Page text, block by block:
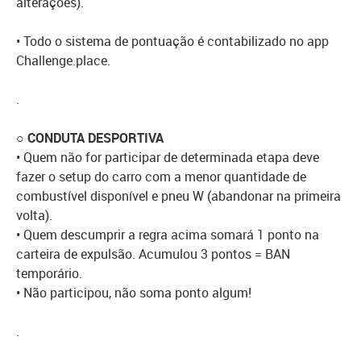
• Todo o sistema de pontuação é contabilizado no app
Challenge.place.
.
○ CONDUTA DESPORTIVA
• Quem não for participar de determinada etapa deve
fazer o setup do carro com a menor quantidade de
combustível disponível e pneu W (abandonar na primeira
volta).
• Quem descumprir a regra acima somará 1 ponto na
carteira de expulsão. Acumulou 3 pontos = BAN
temporário.
• Não participou, não soma ponto algum!
.